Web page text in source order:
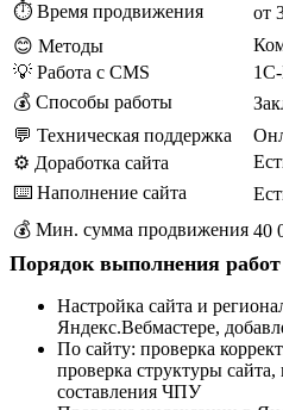
⏱️ Время продвижения
от
😊 Методы
💡 Работа с CMS
💰 Способы работы
💬 Техническая поддержка
⚙️ Доработка сайта
⌨️ Наполнение сайта
💰 Мин. сумма продвижения 40
Порядок выполнения
Настройка сайта и
Яндекс.Вебмастере,
По сайту: проверка
проверка структуры сайта,
составления ЧПУ